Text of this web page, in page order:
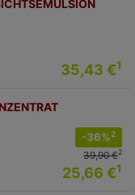
35,43 €1
-36%2
39,90 €2
25,66 €1